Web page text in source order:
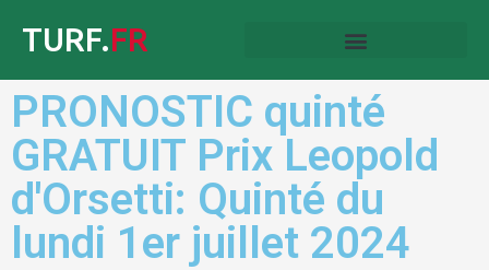
TURF.FR
PRONOSTIC quinté
GRATUIT Prix Leopold
d'Orsetti: Quinté du
lundi 1er juillet 2024